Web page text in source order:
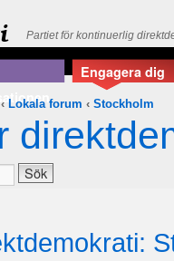
Partiet för kontinuerlig
Engagera dig
‹ Lokala forum ‹ Stockholm